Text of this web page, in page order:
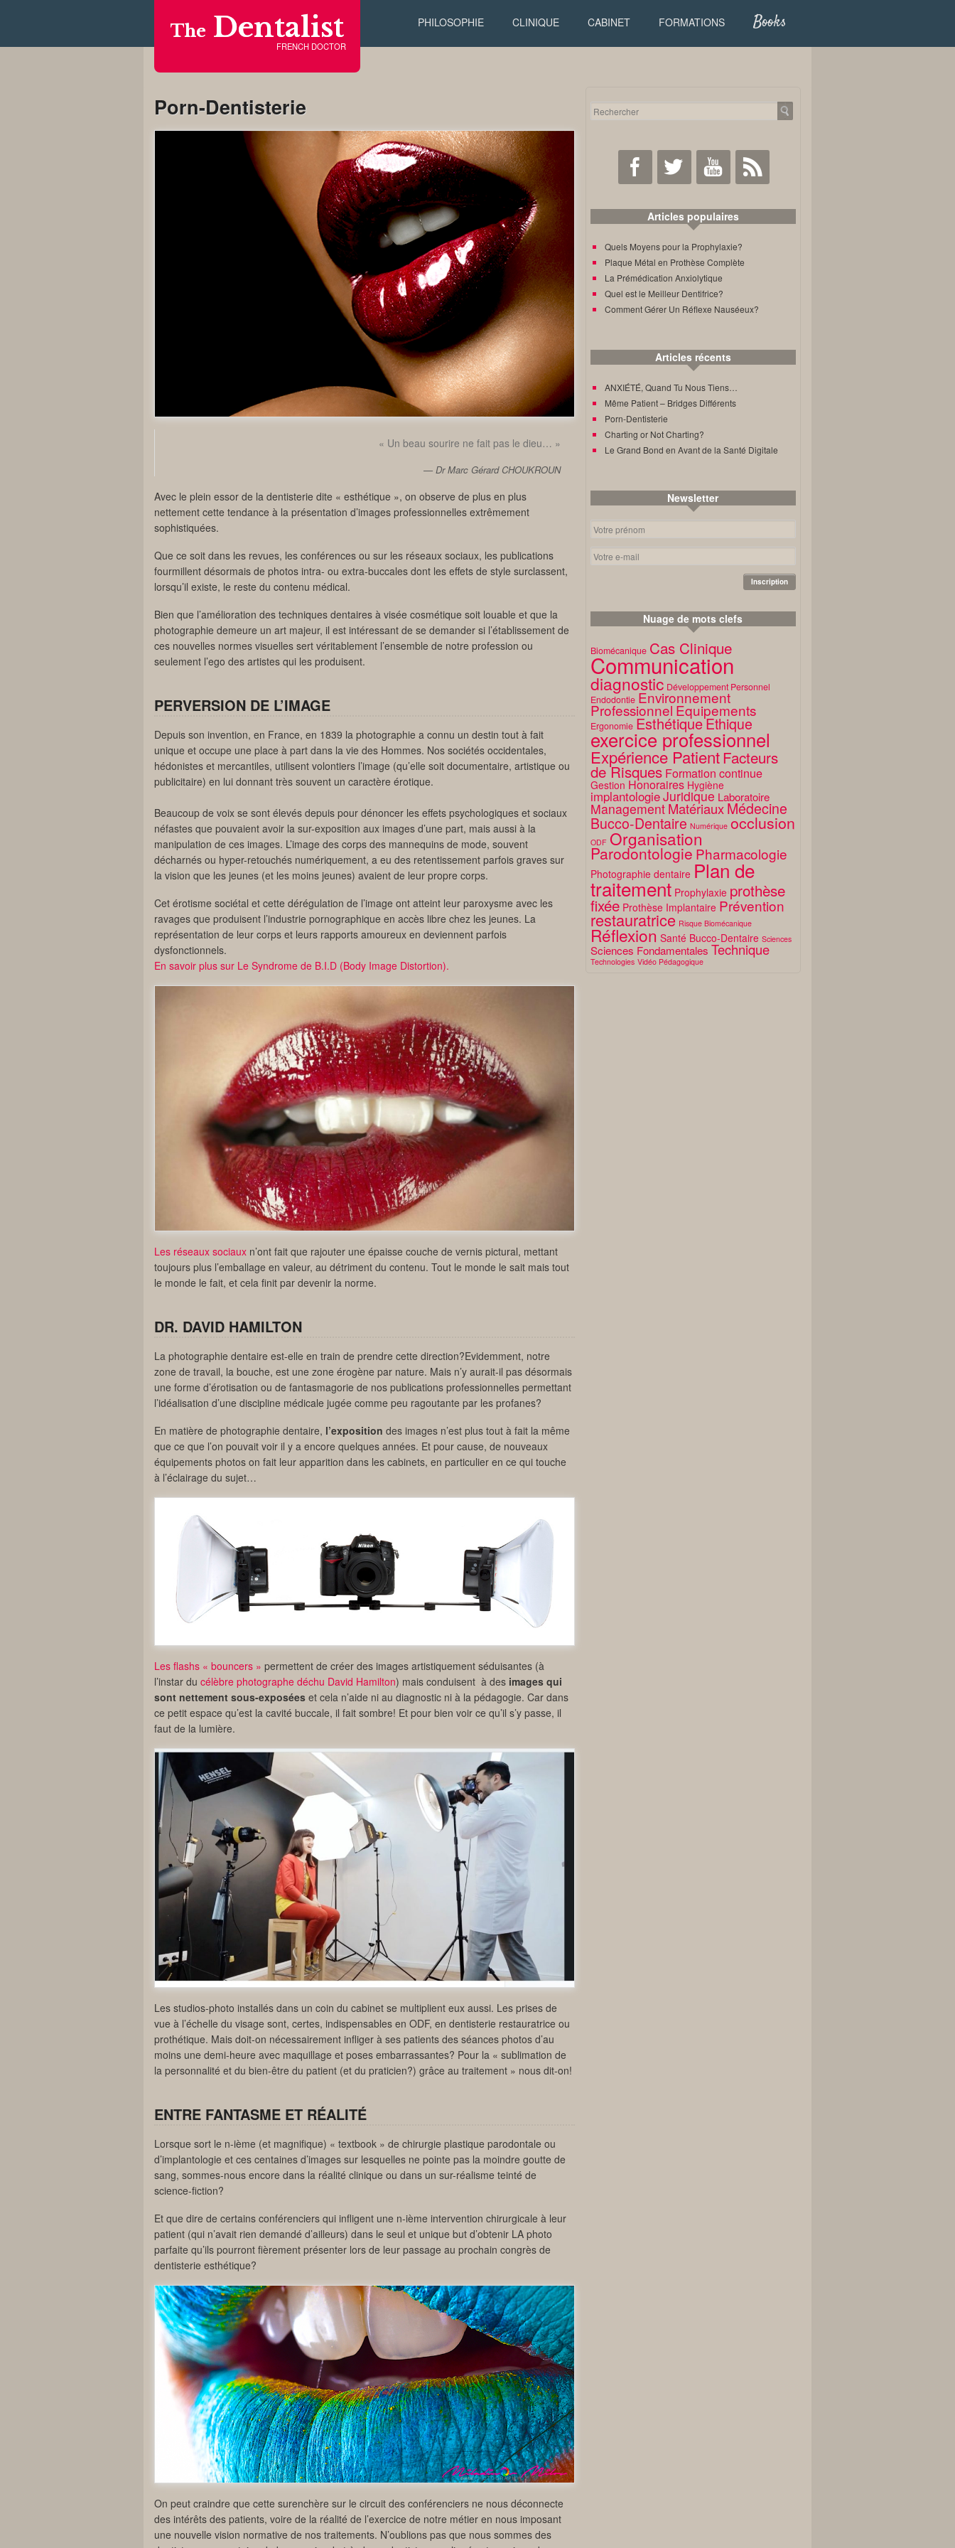
The Dentalist
FRENCH DOCTOR
PHILOSOPHIE CLINIQUE CABINET FORMATIONS Books
Porn-Dentisterie
« Un beau sourire ne fait pas le dieu… »
Dr Marc Gérard CHOUKROUN
Avec le plein essor de la dentisterie dite « esthétique », on observe de plus en plus
nettement cette tendance à la présentation d’images professionnelles extrêmement
sophistiquées.
Que ce soit dans les revues, les conférences ou sur les réseaux sociaux, les publications
fourmillent désormais de photos intra- ou extra-buccales dont les effets de style surclassent,
lorsqu’il existe, le reste du contenu médical.
Bien que l’amélioration des techniques dentaires à visée cosmétique soit louable et que la
photographie demeure un art majeur, il est intéressant de se demander si l’établissement de
ces nouvelles normes visuelles sert véritablement l’ensemble de notre profession ou
seulement l’ego des artistes qui les produisent.
PERVERSION DE L’IMAGE
Depuis son invention, en France, en 1839 la photographie a connu un destin tout à fait
unique et occupe une place à part dans la vie des Hommes. Nos sociétés occidentales,
hédonistes et mercantiles, utilisent volontiers l’image (qu’elle soit documentaire, artistique ou
publicitaire) en lui donnant très souvent un caractère érotique.
Beaucoup de voix se sont élevés depuis pour dénoncer les effets psychologiques et sociaux
néfastes que pouvaient avoir la sur-exposition aux images d’une part, mais aussi à la
manipulation de ces images. L’image des corps des mannequins de mode, souvent
décharnés ou hyper-retouchés numériquement, a eu des retentissement parfois graves sur
la vision que les jeunes (et les moins jeunes) avaient de leur propre corps.
Cet érotisme sociétal et cette dérégulation de l’image ont atteint leur paroxysme avec les
ravages que produisent l’industrie pornographique en accès libre chez les jeunes. La
représentation de leur corps et leurs rapports amoureux en deviennent parfois
dysfonctionnels.
En savoir plus sur Le Syndrome de B.I.D (Body Image Distortion).
Les réseaux sociaux n’ont fait que rajouter une épaisse couche de vernis pictural, mettant
toujours plus l’emballage en valeur, au détriment du contenu. Tout le monde le sait mais tout
le monde le fait, et cela finit par devenir la norme.
DR. DAVID HAMILTON
La photographie dentaire est-elle en train de prendre cette direction?Evidemment, notre
zone de travail, la bouche, est une zone érogène par nature. Mais n’y aurait-il pas désormais
une forme d’érotisation ou de fantasmagorie de nos publications professionnelles permettant
l’idéalisation d’une discipline médicale jugée comme peu ragoutante par les profanes?
En matière de photographie dentaire, l’exposition des images n’est plus tout à fait la même
que ce que l’on pouvait voir il y a encore quelques années. Et pour cause, de nouveaux
équipements photos on fait leur apparition dans les cabinets, en particulier en ce qui touche
à l’éclairage du sujet…
Les flashs « bouncers » permettent de créer des images artistiquement séduisantes (à
l’instar du célèbre photographe déchu David Hamilton) mais conduisent à des images qui
sont nettement sous-exposées et cela n’aide ni au diagnostic ni à la pédagogie. Car dans
ce petit espace qu’est la cavité buccale, il fait sombre! Et pour bien voir ce qu’il s’y passe, il
faut de la lumière.
Les studios-photo installés dans un coin du cabinet se multiplient eux aussi. Les prises de
vue à l’échelle du visage sont, certes, indispensables en ODF, en dentisterie restauratrice ou
prothétique. Mais doit-on nécessairement infliger à ses patients des séances photos d’au
moins une demi-heure avec maquillage et poses embarrassantes? Pour la « sublimation de
la personnalité et du bien-être du patient (et du praticien?) grâce au traitement » nous dit-on!
ENTRE FANTASME ET RÉALITÉ
Lorsque sort le n-ième (et magnifique) « textbook » de chirurgie plastique parodontale ou
d’implantologie et ces centaines d’images sur lesquelles ne pointe pas la moindre goutte de
sang, sommes-nous encore dans la réalité clinique ou dans un sur-réalisme teinté de
science-fiction?
Et que dire de certains conférenciers qui infligent une n-ième intervention chirurgicale à leur
patient (qui n’avait rien demandé d’ailleurs) dans le seul et unique but d’obtenir LA photo
parfaite qu’ils pourront fièrement présenter lors de leur passage au prochain congrès de
dentisterie esthétique?
On peut craindre que cette surenchère sur le circuit des conférenciers ne nous déconnecte
des intérêts des patients, voire de la réalité de l’exercice de notre métier en nous imposant
une nouvelle vision normative de nos traitements. N’oublions pas que nous sommes des
Facebook Twitter Youtube
Articles populaires
Quels Moyens pour la Prophylaxie?
Plaque Métal en Prothèse Complète
La Prémédication Anxiolytique
Quel est le Meilleur Dentifrice?
Comment Gérer Un Réflexe Nauséeux?
Articles récents
ANXIÉTÉ, Quand Tu Nous Tiens…
Même Patient – Bridges Différents
Porn-Dentisterie
Charting or Not Charting?
Le Grand Bond en Avant de la Santé Digitale
Newsletter
Nuage de mots clefs
Biomécanique Cas Clinique
Communication
diagnostic Développement Personnel
Endodontie Environnement
Professionnel Equipements
Ergonomie EsthétiqueEthique
exercice professionnel
Expérience PatientFacteurs
de Risques Formation continue
Gestion Honoraires Hygiène
implantologieJuridique Laboratoire
Management Matériaux Médecine
Bucco-Dentaire Numérique occlusion
ODF Organisation
Parodontologie Pharmacologie
Photographie dentaire Plan de
traitement Prophylaxie prothèse
fixée Prothèse Implantaire Prévention
restauratrice Risque Biomécanique
Réflexion Santé Bucco-Dentaire Sciences
Sciences Fondamentales Technique
Technologies Vidéo Pédagogique